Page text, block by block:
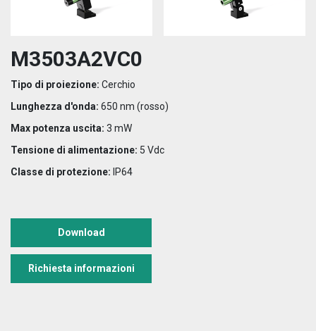
M3503A2VC0
Tipo di proiezione: Cerchio
Lunghezza d'onda: 650 nm (rosso)
Max potenza uscita: 3 mW
Tensione di alimentazione: 5 Vdc
Classe di protezione: IP64
Download
Richiesta informazioni